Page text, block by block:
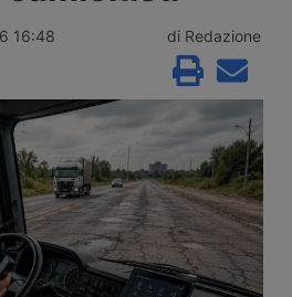
attesi tra il 7 e il 9
16:48 di Redazione